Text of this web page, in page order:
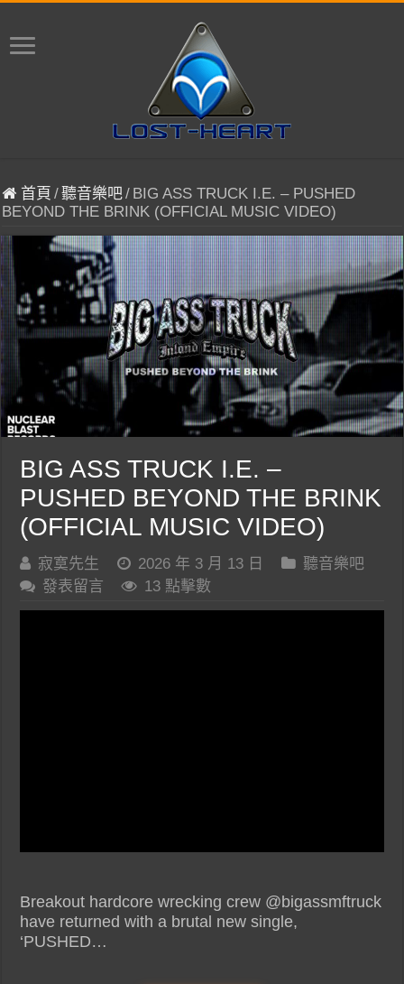
首頁 /聽音樂吧/ BIG ASS TRUCK I.E. – PUSHED
BEYOND THE BRINK (OFFICIAL MUSIC VIDEO)
BIG ASS TRUCK I.E. –
PUSHED BEYOND THE BRINK
(OFFICIAL MUSIC VIDEO)
寂寞先生 2026 年 3 月 13 日
聽音樂吧
發表留言
13 點擊數
Breakout hardcore wrecking crew @bigassmftruck
have returned with a brutal new single,
‘PUSHED…